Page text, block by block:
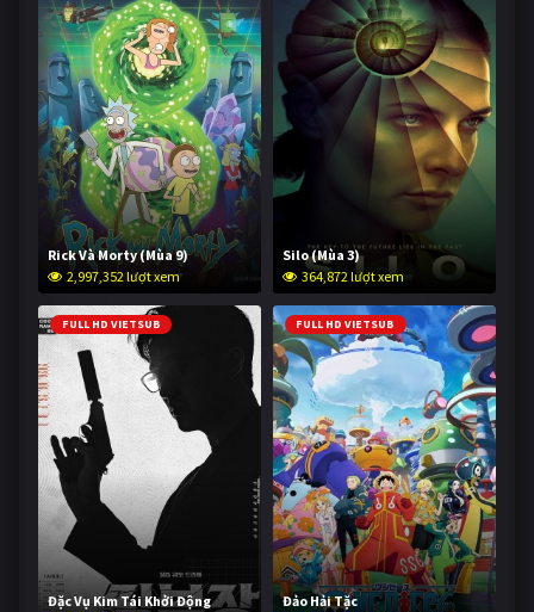
Rick Và Morty (Mùa 9)
2,997,352 lượt xem
Silo (Mùa 3)
364,872 lượt xem
FULL HD VIETSUB
Đặc Vụ Kim Tái Khởi Động
FULL HD VIETSUB
Đảo Hải Tặc